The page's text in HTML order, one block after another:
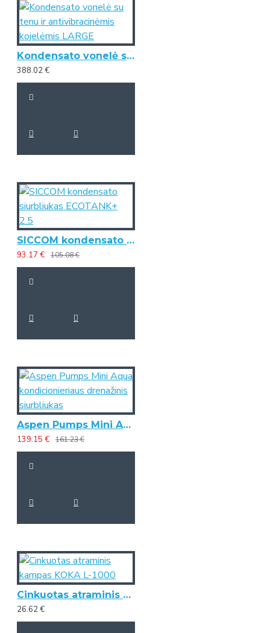
Kondensato vonelė su tenu ir antivibracinėmis kojelėmis LARGE
388.02 €
SICCOM kondensato siurbliukas ECOTANK+ 2.5
93.17 € 105.08 €
Aspen Pumps Mini Aqua kondicionieriaus drenažinis siurbliukas
139.15 € 161.23 €
Cinkuotas atraminis kampas KOKA L-1000
26.62 €